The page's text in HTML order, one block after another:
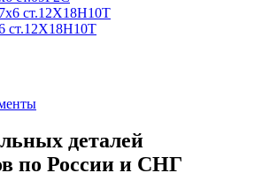
ст.12Х18Н10Т
деталей
по России и СНГ